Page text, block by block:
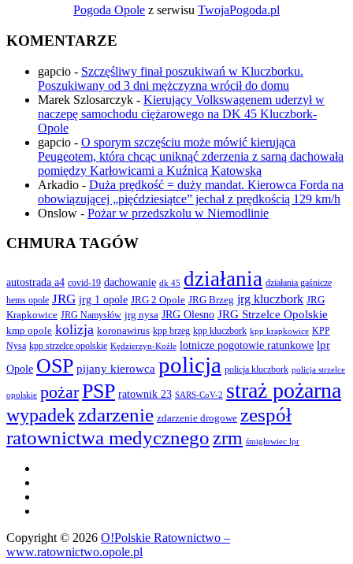
Pogoda Opole z serwisu TwojaPogoda.pl
KOMENTARZE
gapcio - Szczęśliwy finał poszukiwań w Kluczborku.
Poszukiwany od 3 dni mężczyzna wrócił do domu
Marek Szlosarczyk - Kierujący Volkswagenem uderzył w
naczepę samochodu ciężarowego na DK 45 Kluczbork-
Opole
gapcio - O sporym szczęściu może mówić kierująca
Peugeotem, która chcąc uniknąć zderzenia z sarną dachowała
pomiędzy Karłowicami a Kuźnicą Katowską
Arkadio - Duża prędkość = duży mandat. Kierowca Forda na
obowiązującej „pięćdziesiątce” jechał z prędkością 129 km/h
Onslow - Pożar w przedszkolu w Niemodlinie
CHMURA TAGÓW
autostrada a4 covid-19 dachowanie dk 45 działania działania gaśnicze
hems opole JRG jrg 1 opole JRG 2 Opole JRG Brzeg jrg kluczbork JRG
Krapkowice JRG Namysłów jrg nysa JRG Olesno JRG Strzelce Opolskie
kmp opole kolizja koronawirus kpp brzeg kpp kluczbork kpp krapkowice KPP
Nysa kpp strzelce opolskie Kędzierzyn-Koźle lotnicze pogotowie ratunkowe lpr
Opole OSP pijany kierowca policja policja kluczbork policja strzelce
opolskie pożarPSP ratownik 23 SARS-CoV-2 straż pożarna
wypadekzdarzenie zdarzenie drogowe zespół
ratownictwa medycznego zrm śmigłowiec lpr
Copyright © 2026 O!Polskie Ratownictwo –
www.ratownictwo.opole.pl